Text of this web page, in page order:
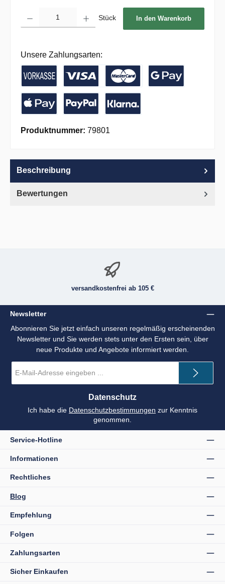
Stück In den Warenkorb
Unsere Zahlungsarten:
Vorkasse / Banküberweisung
Kreditkarte
Produktnummer: 79801
Beschreibung
Bewertungen
versandkostenfrei ab 105 €
Newsletter
Abonnieren Sie jetzt einfach unseren regelmäßig erscheinenden
Newsletter und Sie werden stets unter den Ersten sein, über
neue Produkte und Angebote informiert werden.
Mail-
*
Datenschutz
Ich habe die Datenschutzbestimmungen zur Kenntnis
genommen.
Service-Hotline
Informationen
Rechtliches
Blog
Empfehlung
Folgen
Zahlungsarten
Sicher Einkaufen